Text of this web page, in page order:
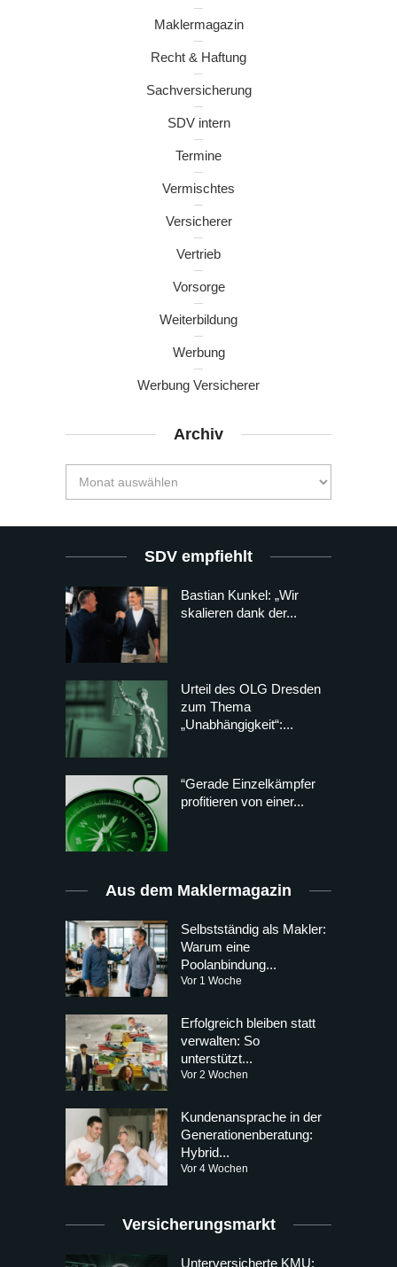
Maklermagazin
Recht & Haftung
Sachversicherung
SDV intern
Termine
Vermischtes
Versicherer
Vertrieb
Vorsorge
Weiterbildung
Werbung
Werbung Versicherer
Archiv
SDV empfiehlt
Bastian Kunkel: „Wir
skalieren dank der...
Urteil des OLG Dresden
zum Thema
„Unabhängigkeit“:...
“Gerade Einzelkämpfer
profitieren von einer...
Aus dem Maklermagazin
Selbstständig als Makler:
Warum eine
Poolanbindung...
Vor 1 Woche
Erfolgreich bleiben statt
verwalten: So
unterstützt...
Vor 2 Wochen
Kundenansprache in der
Generationenberatung:
Hybrid...
Vor 4 Wochen
Versicherungsmarkt
Unterversicherte KMU: